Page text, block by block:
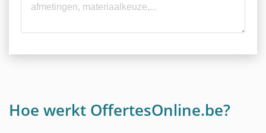
Hoe werkt OffertesOnline.be?